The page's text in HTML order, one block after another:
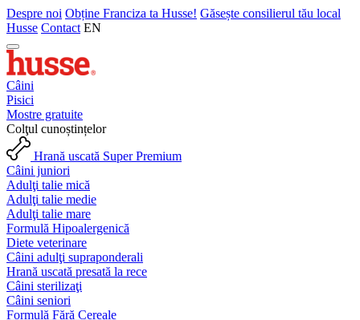
Despre noi Obține Franciza ta Husse! Găsește consilierul tău local
Husse Contact EN
Câini
Pisici
Mostre gratuite
Colţul cunoștințelor
Hrană uscată Super Premium
Câini juniori
Adulţi talie mică
Adulţi talie medie
Adulţi talie mare
Formulă Hipoalergenică
Diete veterinare
Câini adulţi supraponderali
Hrană uscată presată la rece
Câini sterilizaţi
Câini seniori
Formulă Fără Cereale